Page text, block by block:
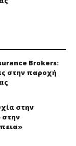
Brokers:
στην παροχή
στην
στην